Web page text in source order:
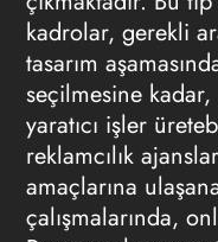
kadrolar, gerekli
tasarım
seçilmesine
yaratıcı işler
reklamcılık
amaçlarına
çalışmalarında,